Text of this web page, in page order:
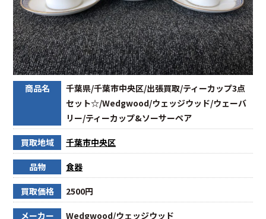
商品名
千葉県/千葉市中央区/出張買取/ティーカップ3点
セット☆/Wedgwood/ウェッジウッド/ウェーバ
リー/ティーカップ&ソーサーペア
買取地域 千葉市中央区
品物 食器
買取価格 2500円
メーカー Wedgwood/ウェッジウッド